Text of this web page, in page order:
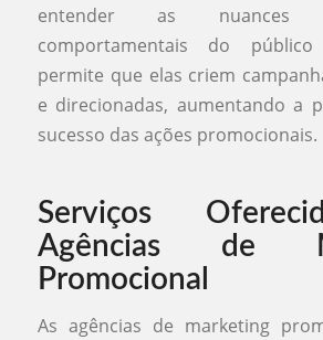
entender as nuances
comportamentais do
permite que elas criem
e direcionadas, aumentando a
sucesso das ações promocionais.
Serviços
Agências de
Promocional
As agências de marketing